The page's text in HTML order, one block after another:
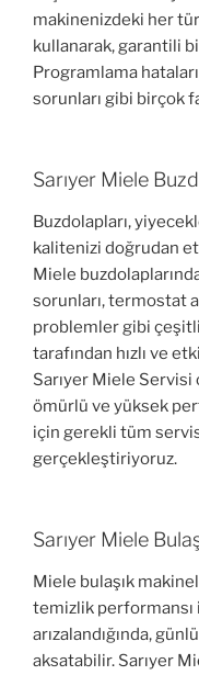
makinenizdeki her
kullanarak, garantili
Programlama
sorunları gibi birçok
Sarıyer Miele
Buzdolapları,
kalitenizi doğrudan
Miele
sorunları, termostat
problemler gibi
tarafından hızlı ve
Sarıyer Miele Servisi
ömürlü ve yüksek
için gerekli tüm
gerçekleştiriyoruz.
Sarıyer Miele
Miele bulaşık
temizlik
arızalandığında,
aksatabilir. Sarıyer